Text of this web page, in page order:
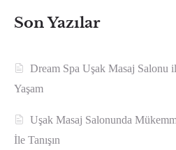
Son Yazılar
Dream Spa Uşak Masaj Salonu
Yaşam
Uşak Masaj Salonunda
İle Tanışın